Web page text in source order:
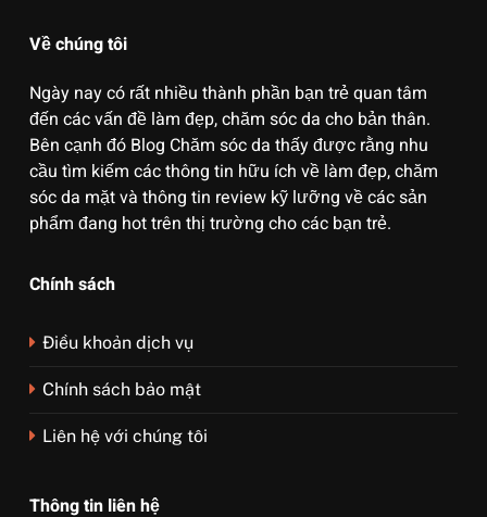
Về chúng tôi
Ngày nay có rất nhiều thành phần bạn trẻ quan tâm
đến các vấn đề làm đẹp, chăm sóc da cho bản thân.
Bên cạnh đó Blog Chăm sóc da thấy được rằng nhu
cầu tìm kiếm các thông tin hữu ích về làm đẹp, chăm
sóc da mặt và thông tin review kỹ lưỡng về các sản
phẩm đang hot trên thị trường cho các bạn trẻ.
Chính sách
Điều khoản dịch vụ
Chính sách bảo mật
Liên hệ với chúng tôi
Thông tin liên hệ